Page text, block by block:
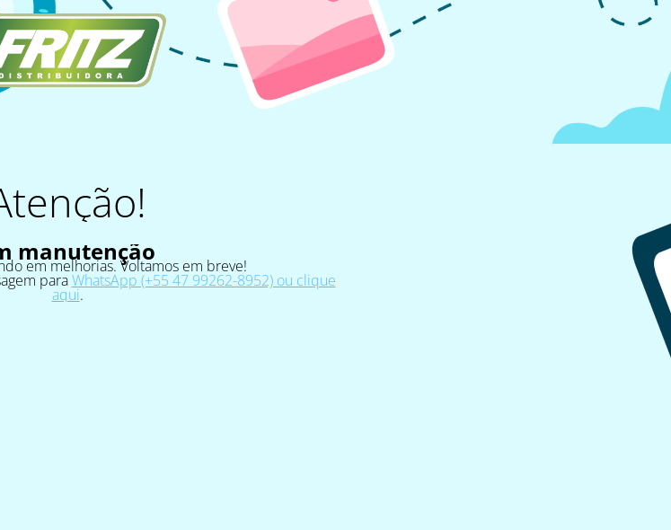
manutenção
em melhorias. Voltamos em breve!
paraWhatsApp (+55 47 99262-8952) ou clique
aqui.